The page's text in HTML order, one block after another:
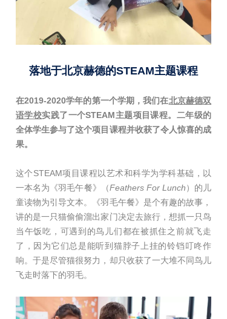
落地于北京赫德的STEAM主题课程
在2019-2020学年的第一个学期，我们在北京赫德双
语学校实践了一个STEAM主题项目课程。二年级的
全体学生参与了这个项目课程并收获了令人惊喜的成
果。
这个STEAM项目课程以艺术和科学为学科基础，以
一本名为《羽毛午餐》（Feathers For Lunch）的儿
童读物为引导文本。《羽毛午餐》是个有趣的故事，
讲的是一只猫偷偷溜出家门决定去旅行，想抓一只鸟
当午饭吃，可遇到的鸟儿们都在被抓住之前就飞走
了，因为它们总是能听到猫脖子上挂的铃铛叮咚作
响。于是尽管猫很努力，却只收获了一大堆不同鸟儿
飞走时落下的羽毛。